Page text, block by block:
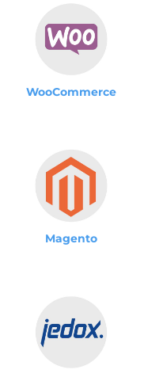
WooCommerce
Magento